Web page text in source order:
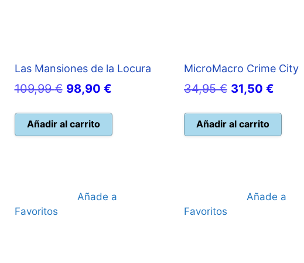
Las Mansiones de la Locura
109,99€ El
original
era:
98,90 €El
es:
Añadir al carrito
Añade a
Favoritos
MicroMacro Crime City
34,95€ El
original
era:
31,50 €
es:
Añadir al carrito
Añade a
Favoritos